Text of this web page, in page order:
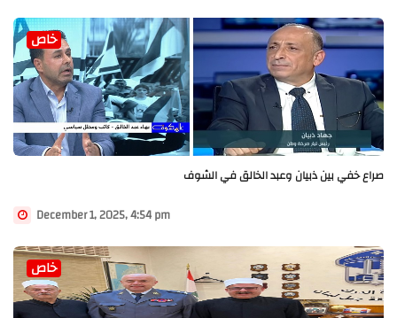
خاص
صراع خفي بين ذبيان وعبد الخالق في الشوف
December 1, 2025, 4:54 pm
خاص